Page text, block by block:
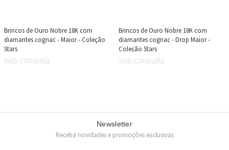
Brincos de Ouro Nobre 18K com
diamantes cognac - Maior - Coleção
Stars
sob consulta
Brincos de Ouro Nobre 18K com
diamantes cognac - Drop Maior -
Coleção Stars
sob consulta
Newsletter
Receba novidades e promoções exclusivas